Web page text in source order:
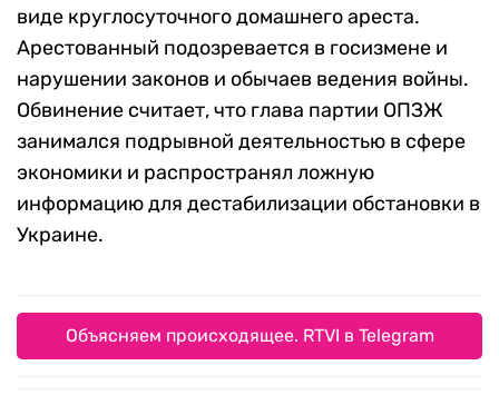
виде круглосуточного домашнего ареста.
Арестованный подозревается в госизмене и
нарушении законов и обычаев ведения войны.
Обвинение считает, что глава партии ОПЗЖ
занимался подрывной деятельностью в сфере
экономики и распространял ложную
информацию для дестабилизации обстановки в
Украине.
Объясняем происходящее. RTVI в Telegram